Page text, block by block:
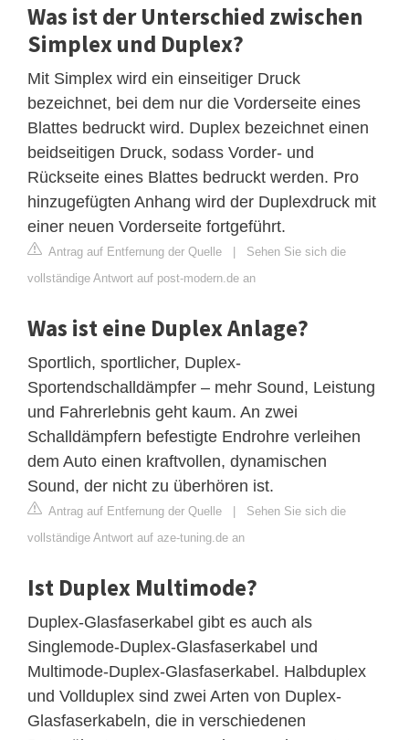
Was ist der Unterschied zwischen
Simplex und Duplex?
Mit Simplex wird ein einseitiger Druck
bezeichnet, bei dem nur die Vorderseite eines
Blattes bedruckt wird. Duplex bezeichnet einen
beidseitigen Druck, sodass Vorder- und
Rückseite eines Blattes bedruckt werden. Pro
hinzugefügten Anhang wird der Duplexdruck mit
einer neuen Vorderseite fortgeführt.
Antrag auf Entfernung der Quelle | Sehen Sie sich die
vollständige Antwort auf post-modern.de an
Was ist eine Duplex Anlage?
Sportlich, sportlicher, Duplex-
Sportendschalldämpfer – mehr Sound, Leistung
und Fahrerlebnis geht kaum. An zwei
Schalldämpfern befestigte Endrohre verleihen
dem Auto einen kraftvollen, dynamischen
Sound, der nicht zu überhören ist.
Antrag auf Entfernung der Quelle | Sehen Sie sich die
vollständige Antwort auf aze-tuning.de an
Ist Duplex Multimode?
Duplex-Glasfaserkabel gibt es auch als
Singlemode-Duplex-Glasfaserkabel und
Multimode-Duplex-Glasfaserkabel. Halbduplex
und Vollduplex sind zwei Arten von Duplex-
Glasfaserkabeln, die in verschiedenen